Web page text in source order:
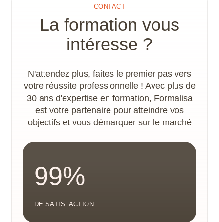
adaptations nécessaires à la concrétisation du
parcours de formation. Les locaux disposent
d’un accès PMR.
CONTACT
La formation vous
intéresse ?
N'attendez plus, faites le premier pas vers
votre réussite professionnelle ! Avec plus de
30 ans d'expertise en formation, Formalisa
est votre partenaire pour atteindre vos
objectifs et vous démarquer sur le marché
99%
DE SATISFACTION